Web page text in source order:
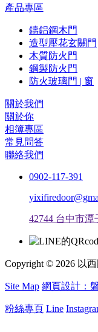
產品專區
鑄鋁鋼木門
造型壓花玄關門
木質防火門
鋼製防火門
防火玻璃門 | 窗
關於我們
關於你
相簿專區
常見問答
聯絡我們
0902-117-391
42744 台中市潭
Copyright © 2026 以
Site Map 網頁設計：
粉絲專頁 Line